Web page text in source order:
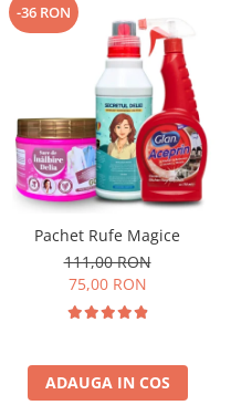
-36 RON
Pachet Rufe Magice
111,00 RON
75,00 RON
ADAUGA IN COS